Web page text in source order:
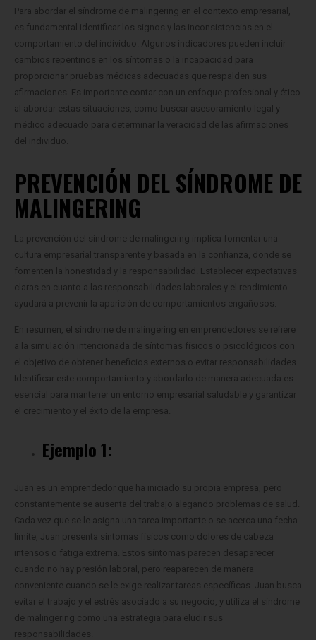
Para abordar el síndrome de malingering en el contexto empresarial,
es fundamental identificar los signos y las inconsistencias en el
comportamiento del individuo. Algunos indicadores pueden incluir
cambios repentinos en los síntomas o la incapacidad para
proporcionar pruebas médicas adecuadas que respalden sus
afirmaciones. Es importante contar con un enfoque profesional y ético
al abordar estas situaciones, como buscar asesoramiento legal y
médico adecuado para determinar la veracidad de las afirmaciones
del individuo.
PREVENCIÓN DEL SÍNDROME DE
MALINGERING
La prevención del síndrome de malingering implica fomentar una
cultura empresarial transparente y basada en la confianza, donde se
fomenten la honestidad y la responsabilidad. Establecer expectativas
claras en cuanto a las responsabilidades laborales y el rendimiento
ayudará a prevenir la aparición de comportamientos engañosos.
En resumen, el síndrome de malingering en emprendedores se refiere
a la simulación intencionada de síntomas físicos o psicológicos con
el objetivo de obtener beneficios externos o evitar responsabilidades.
Identificar este comportamiento y abordarlo de manera adecuada es
esencial para mantener un entorno empresarial saludable y garantizar
el crecimiento y el éxito de la empresa.
Ejemplo 1:
Juan es un emprendedor que ha iniciado su propia empresa, pero
constantemente se ausenta del trabajo alegando problemas de salud.
Cada vez que se le asigna una tarea importante o se acerca una fecha
límite, Juan presenta síntomas físicos como dolores de cabeza
intensos o fatiga extrema. Estos síntomas parecen desaparecer
cuando no hay presión laboral, pero reaparecen de manera
conveniente cuando se le exige realizar tareas específicas. Juan busca
evitar el trabajo y el estrés asociado a su negocio, y utiliza el síndrome
de malingering como una estrategia para eludir sus
responsabilidades.